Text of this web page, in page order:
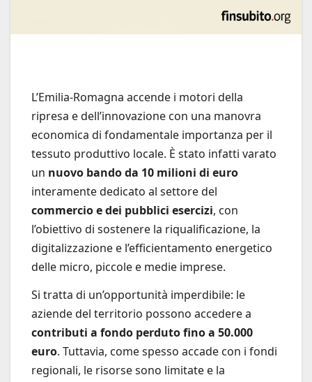
L’Emilia-Romagna accende i motori della
ripresa e dell’innovazione con una manovra
economica di fondamentale importanza per il
tessuto produttivo locale. È stato infatti varato
un nuovo bando da 10 milioni di euro
interamente dedicato al settore del
commercio e dei pubblici esercizi, con
l’obiettivo di sostenere la riqualificazione, la
digitalizzazione e l’efficientamento energetico
delle micro, piccole e medie imprese.
Si tratta di un’opportunità imperdibile: le
aziende del territorio possono accedere a
contributi a fondo perduto fino a 50.000
euro. Tuttavia, come spesso accade con i fondi
regionali, le risorse sono limitate e la